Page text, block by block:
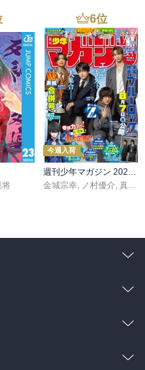
将
6位
今週入荷
週刊少年マガジン 2026年36・37号[2026年8月5日発売]
金城宗幸, ノ村優介, 真島ヒロ